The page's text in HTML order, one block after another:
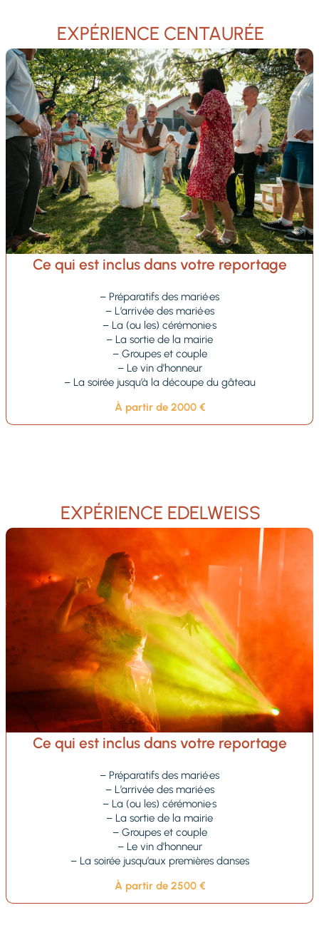
EXPÉRIENCE CENTAURÉE
Ce qui est inclus dans votre reportage
– Préparatifs des marié·es
– L’arrivée des marié·es
– La (ou les) cérémonie·s
– La sortie de la mairie
– Groupes et couple
– Le vin d’honneur
– La soirée jusqu’à la découpe du gâteau
À partir de 2000 €
EXPÉRIENCE EDELWEISS
Ce qui est inclus dans votre reportage
– Préparatifs des marié·es
– L’arrivée des marié·es
– La (ou les) cérémonie·s
– La sortie de la mairie
– Groupes et couple
– Le vin d’honneur
– La soirée jusqu’aux premières danses
À partir de 2500 €